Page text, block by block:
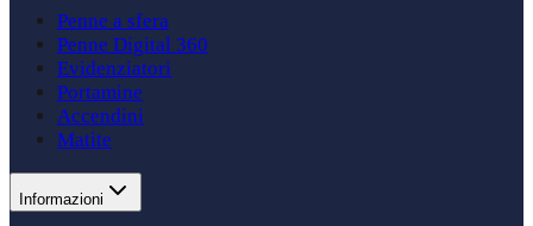
Penne a sfera
Penne Digital 360
Evidenziatori
Portamine
Accendini
Matite
Informazioni